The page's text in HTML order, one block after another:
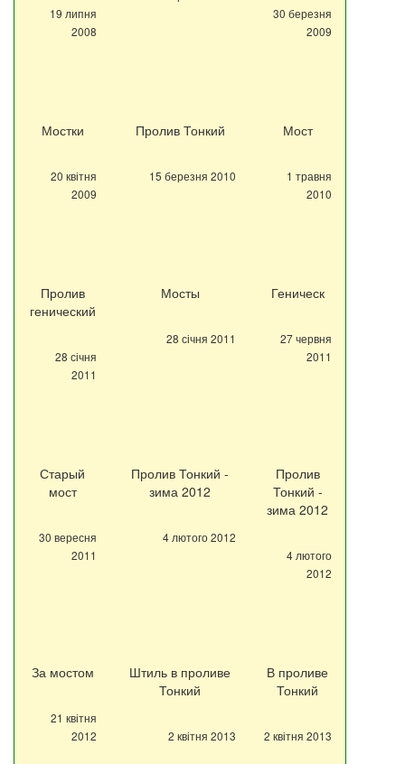
19 липня
2008
30 березня
2009
Мостки
20 квітня
2009
Пролив Тонкий
15 березня 2010
Мост
1 травня
2010
Пролив
генический
28 січня
2011
Мосты
28 січня 2011
Геническ
27 червня
2011
Старый
мост
30 вересня
2011
Пролив Тонкий -
зима 2012
4 лютого 2012
Пролив
Тонкий -
зима 2012
4 лютого
2012
За мостом
21 квітня
2012
Штиль в проливе
Тонкий
2 квітня 2013
В проливе
Тонкий
2 квітня 2013